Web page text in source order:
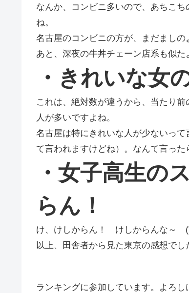
なんか、コンビニ多いので、あちこ
ね。
名古屋のコンビニの方が、まだましの
あと、深夜の牛丼チェーン店系も似た
・きれいな女
これは、絶対数が違うから、当たり
人が多いですよね。
名古屋は特にきれいな人が少ないっ
て言われますけどね）。なんて言っ
・女子高生の
らん！
け、けしからん！ けしからんな～
以上、田舎者から見た東京の感想でし
ランキングに参加しています。よろし